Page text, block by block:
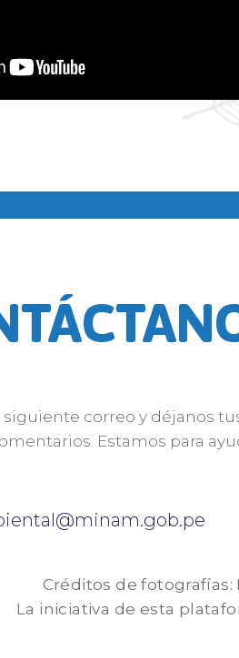
siguiente correo y déjanos
Estamos para
Créditos de
La iniciativa de esta